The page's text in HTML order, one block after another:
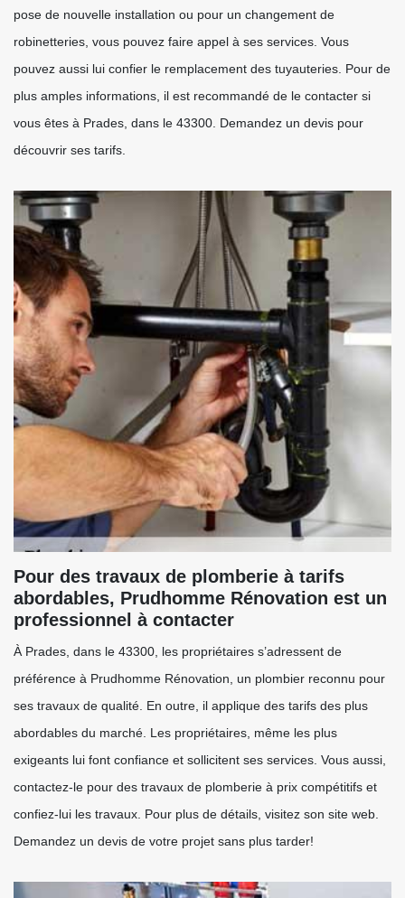
pose de nouvelle installation ou pour un changement de
robinetteries, vous pouvez faire appel à ses services. Vous
pouvez aussi lui confier le remplacement des tuyauteries. Pour de
plus amples informations, il est recommandé de le contacter si
vous êtes à Prades, dans le 43300. Demandez un devis pour
découvrir ses tarifs.
Pour des travaux de plomberie à tarifs
abordables, Prudhomme Rénovation est un
professionnel à contacter
À Prades, dans le 43300, les propriétaires s’adressent de
préférence à Prudhomme Rénovation, un plombier reconnu pour
ses travaux de qualité. En outre, il applique des tarifs des plus
abordables du marché. Les propriétaires, même les plus
exigeants lui font confiance et sollicitent ses services. Vous aussi,
contactez-le pour des travaux de plomberie à prix compétitifs et
confiez-lui les travaux. Pour plus de détails, visitez son site web.
Demandez un devis de votre projet sans plus tarder!